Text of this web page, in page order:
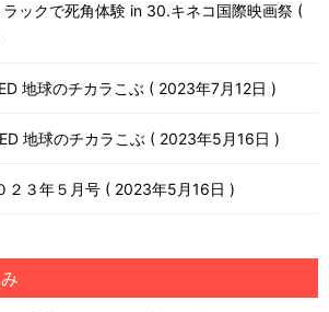
ラックで死角体験 in 30.キネコ国際映画祭
地球のチカラこぶ 2023年7月12日
地球のチカラこぶ 2023年5月16日
２３年５月号 2023年5月16日